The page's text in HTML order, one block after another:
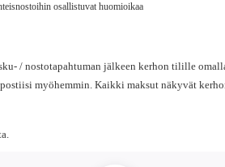
osallistuvat huomioikaa
/ nostotapahtuman jälkeen kerhon tilille
myöhemmin. Kaikki maksut näkyvät